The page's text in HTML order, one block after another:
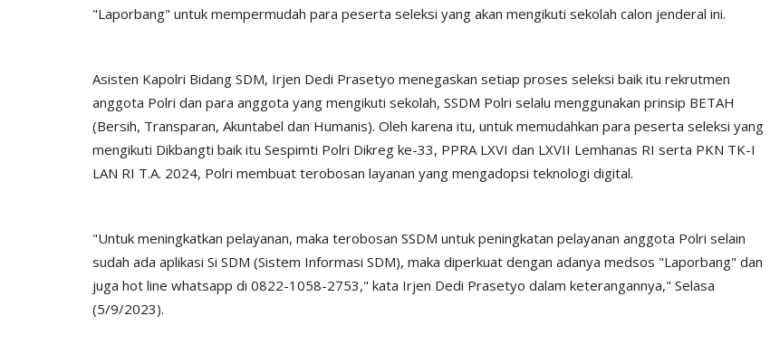
"Laporbang" untuk mempermudah para peserta seleksi yang akan mengikuti sekolah calon jenderal ini.
Asisten Kapolri Bidang SDM, Irjen Dedi Prasetyo menegaskan setiap proses seleksi baik itu rekrutmen
anggota Polri dan para anggota yang mengikuti sekolah, SSDM Polri selalu menggunakan prinsip BETAH
(Bersih, Transparan, Akuntabel dan Humanis). Oleh karena itu, untuk memudahkan para peserta seleksi yang
mengikuti Dikbangti baik itu Sespimti Polri Dikreg ke-33, PPRA LXVI dan LXVII Lemhanas RI serta PKN TK-I
LAN RI T.A. 2024, Polri membuat terobosan layanan yang mengadopsi teknologi digital.
"Untuk meningkatkan pelayanan, maka terobosan SSDM untuk peningkatan pelayanan anggota Polri selain
sudah ada aplikasi Si SDM (Sistem Informasi SDM), maka diperkuat dengan adanya medsos "Laporbang" dan
juga hot line whatsapp di 0822-1058-2753," kata Irjen Dedi Prasetyo dalam keterangannya," Selasa
(5/9/2023).